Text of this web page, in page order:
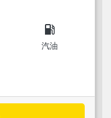
local_gas_station
汽油